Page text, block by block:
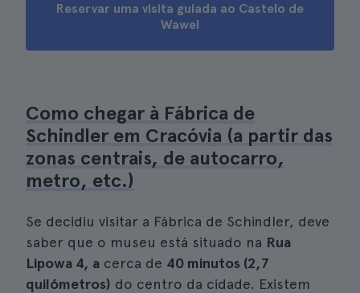
Reservar uma visita guiada ao Castelo de
Wawel
Como chegar à Fábrica de
Schindler em Cracóvia (a partir das
zonas centrais, de autocarro,
metro, etc.)
Se decidiu visitar a Fábrica de Schindler, deve
saber que o museu está situado na Rua
Lipowa 4, a cerca de 40 minutos (2,7
quilómetros) do centro da cidade. Existem